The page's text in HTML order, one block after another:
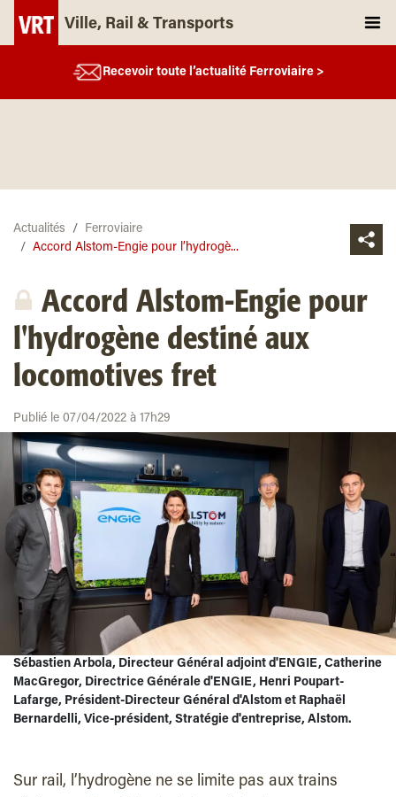
Ville, Rail & Transports
Recevoir toute l’actualité Ferroviaire >
Actualités
Ferroviaire
Accord Alstom-Engie pour l’hydrogè...
Accord Alstom-Engie pour
l'hydrogène destiné aux
locomotives fret
Publié le 07/04/2022 à 17h29
Sébastien Arbola, Directeur Général adjoint d'ENGIE, Catherine
MacGregor, Directrice Générale d'ENGIE, Henri Poupart-
Lafarge, Président-Directeur Général d'Alstom et Raphaël
Bernardelli, Vice-président, Stratégie d'entreprise, Alstom.
Sur rail, l’hydrogène ne se limite pas aux trains